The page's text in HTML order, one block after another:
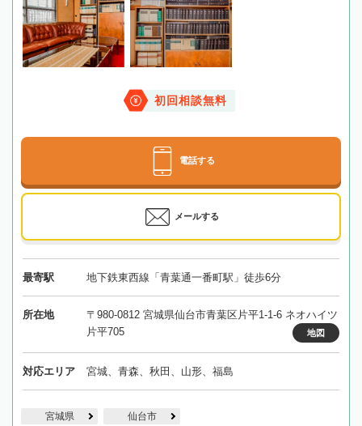
初回相談無料
電話する
メールする
最寄駅 地下鉄東西線「青葉通一番町駅」徒歩6分
所在地
〒980-0812 宮城県仙台市青葉区片平1-1-6 ネオハイツ
片平705
地図
対応エリア 宮城、青森、秋田、山形、福島
宮城県 仙台市